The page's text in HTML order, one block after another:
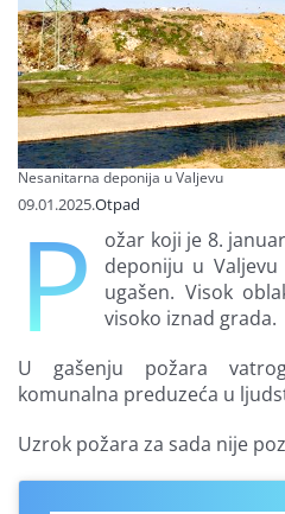
Finansiranje
O nama
Nesanitarna deponija u Valjevu
09.01.2025.Otpad
P
ožar koji je 8.
deponiju u
ugašen. Visok
visoko iznad grada.
U gašenju požara
komunalna preduzeća u
Uzrok požara za sada nije